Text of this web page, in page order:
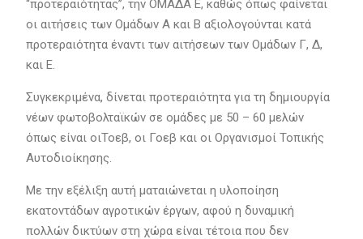
“προτεραιότητας’’, την ΟΜΑΔΑ Ε, καθώς όπως φαίνεται
οι αιτήσεις των Ομάδων Α και Β αξιολογούνται κατά
προτεραιότητα έναντι των αιτήσεων των Ομάδων Γ, Δ,
και Ε.
Συγκεκριμένα, δίνεται προτεραιότητα για τη δημιουργία
νέων φωτοβολταϊκών σε ομάδες με 50 – 60 μελών
όπως είναι οιΤοεβ, οι Γοεβ και οι Οργανισμοί Τοπικής
Αυτοδιοίκησης.
Με την εξέλιξη αυτή ματαιώνεται η υλοποίηση
εκατοντάδων αγροτικών έργων, αφού η δυναμική
πολλών δικτύων στη χώρα είναι τέτοια που δεν